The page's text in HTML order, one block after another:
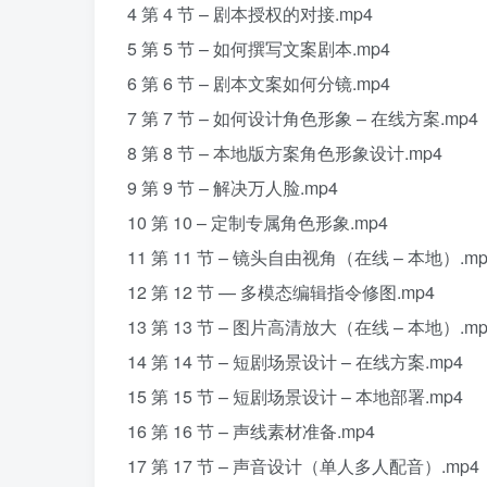
4 第 4 节 – 剧本授权的对接.mp4
5 第 5 节 – 如何撰写文案剧本.mp4
6 第 6 节 – 剧本文案如何分镜.mp4
7 第 7 节 – 如何设计角色形象 – 在线方案.mp4
8 第 8 节 – 本地版方案角色形象设计.mp4
9 第 9 节 – 解决万人脸.mp4
10 第 10 – 定制专属角色形象.mp4
11 第 11 节 – 镜头自由视角（在线 – 本地）
12 第 12 节 — 多模态编辑指令修图.mp4
13 第 13 节 – 图片高清放大（在线 – 本地）
14 第 14 节 – 短剧场景设计 – 在线方案.mp4
15 第 15 节 – 短剧场景设计 – 本地部署.mp4
16 第 16 节 – 声线素材准备.mp4
17 第 17 节 – 声音设计（单人多人配音）.mp4